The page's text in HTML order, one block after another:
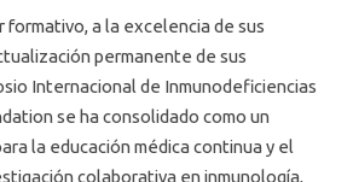
formativo, a la excelencia de sus
permanente de sus
Internacional de Inmunodeficiencias
se ha consolidado como un
la educación médica continua y el
colaborativa en inmunología,